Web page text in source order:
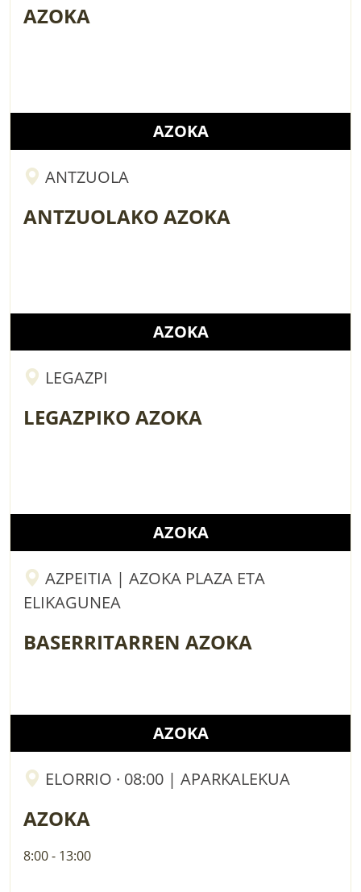
AZOKA
AZOKA
ANTZUOLA
ANTZUOLAKO AZOKA
AZOKA
LEGAZPI
LEGAZPIKO AZOKA
AZOKA
AZPEITIA | AZOKA PLAZA ETA
ELIKAGUNEA
BASERRITARREN AZOKA
AZOKA
ELORRIO · 08:00 | APARKALEKUA
AZOKA
8:00 - 13:00